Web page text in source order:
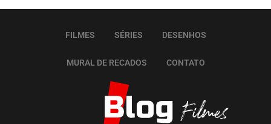
FILMES SÉRIES DESENHOS
MURAL DE RECADOS CONTATO